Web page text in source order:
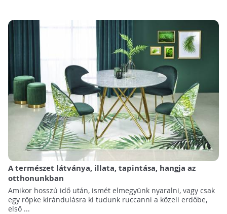
A természet látványa, illata, tapintása, hangja az
otthonunkban
Amikor hosszú idő után, ismét elmegyünk nyaralni, vagy csak
egy röpke kirándulásra ki tudunk ruccanni a közeli erdőbe,
első ...